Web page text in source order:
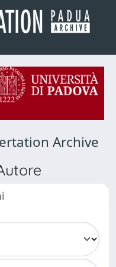
Archive